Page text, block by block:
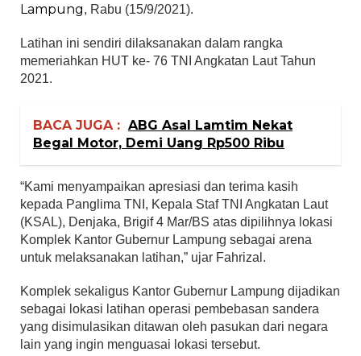
Lampung, Rabu (15/9/2021).
Latihan ini sendiri dilaksanakan dalam rangka
memeriahkan HUT ke- 76 TNI Angkatan Laut Tahun
2021.
BACA JUGA : ABG Asal Lamtim Nekat
Begal Motor, Demi Uang Rp500 Ribu
“Kami menyampaikan apresiasi dan terima kasih
kepada Panglima TNI, Kepala Staf TNI Angkatan Laut
(KSAL), Denjaka, Brigif 4 Mar/BS atas dipilihnya lokasi
Komplek Kantor Gubernur Lampung sebagai arena
untuk melaksanakan latihan,” ujar Fahrizal.
Komplek sekaligus Kantor Gubernur Lampung dijadikan
sebagai lokasi latihan operasi pembebasan sandera
yang disimulasikan ditawan oleh pasukan dari negara
lain yang ingin menguasai lokasi tersebut.